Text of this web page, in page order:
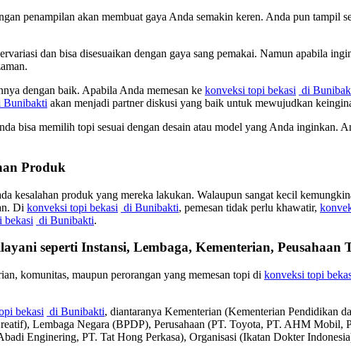
penampilan akan membuat gaya Anda semakin keren. Anda pun tampil
dan bisa disesuaikan dengan gaya sang pemakai. Namun apabila
dengan baik. Apabila Anda memesan ke konveksi topi bekasi di
Bunibakti akan menjadi partner diskusi yang baik untuk mewujudkan
bisa memilih topi sesuai dengan desain atau model yang Anda inginkan.
Produk
kesalahan produk yang mereka lakukan. Walaupun sangat kecil
Di konveksi topi bekasi di Bunibakti, pemesan tidak perlu khawatir,
bekasi di Bunibakti.
seperti Instansi, Lembaga, Kementerian, Peusahaan
komunitas, maupun perorangan yang memesan topi di konveksi topi
bekasi di Bunibakti, diantaranya Kementerian (Kementerian Pendidikan
Lembaga Negara (BPDP), Perusahaan (PT. Toyota, PT. AHM
Enginering, PT. Tat Hong Perkasa), Organisasi (Ikatan Dokter